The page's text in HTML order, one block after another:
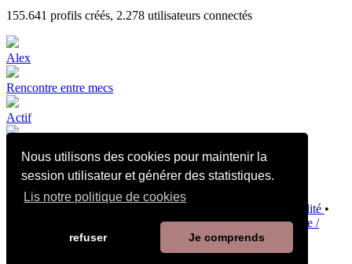
Nous utilisons des cookies pour maintenir la
session utilisateur et générer des statistiques.
Lis notre politique de cookies
refuser Je comprends
155.641 profils créés, 2.278 utilisateurs connectés
Alex
Rencontre entre mecs
Actif
🇩🇿🔝BI
Politique de confidentialité •
Politique de sécurité des enfants•Aide /